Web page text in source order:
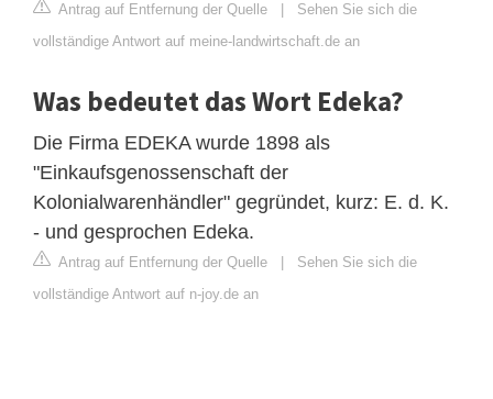
Antrag auf Entfernung der Quelle | Sehen Sie sich die
vollständige Antwort auf meine-landwirtschaft.de an
Was bedeutet das Wort Edeka?
Die Firma EDEKA wurde 1898 als
"Einkaufsgenossenschaft der
Kolonialwarenhändler" gegründet, kurz: E. d. K.
- und gesprochen Edeka.
Antrag auf Entfernung der Quelle | Sehen Sie sich die
vollständige Antwort auf n-joy.de an